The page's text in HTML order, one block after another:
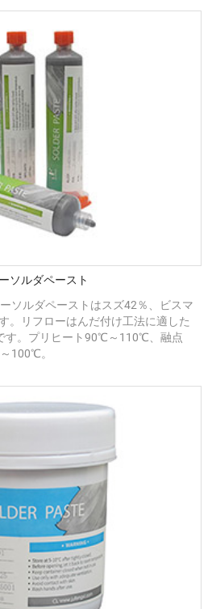
ソルダペースト
ソルダペーストはスズ42％、ビスマ
。リフローはんだ付け工法に適した
す。プリヒート90℃～110℃、融点
100℃。